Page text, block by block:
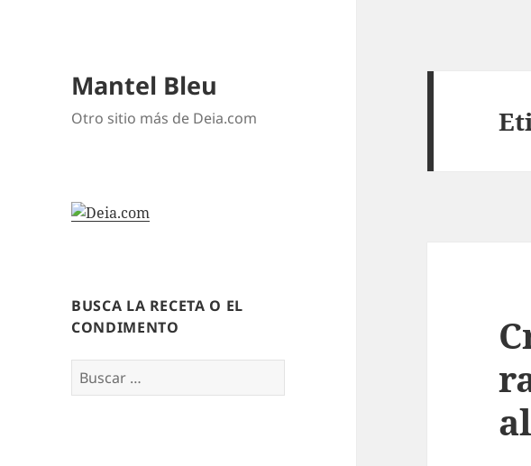
Mantel Bleu
Otro sitio más de Deia.com
BUSCA LA RECETA O EL
CONDIMENTO
Buscar: